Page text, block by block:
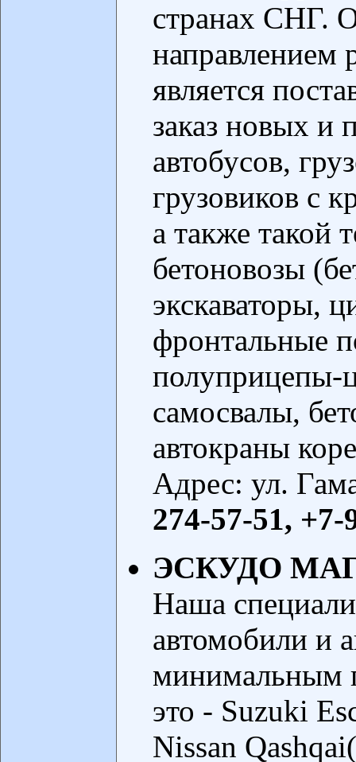
странах СНГ.
направлением
является
заказ новых и
автобусов,
грузовиков с
а также такой
бетоновозы
экскаваторы,
фронтальные
полуприцепы-
самосвалы,
автокраны
Адрес: ул.
274-57-51, +7-
ЭСКУДО
Наша
автомобили и
минимальным
это - Suzuki
Nissan